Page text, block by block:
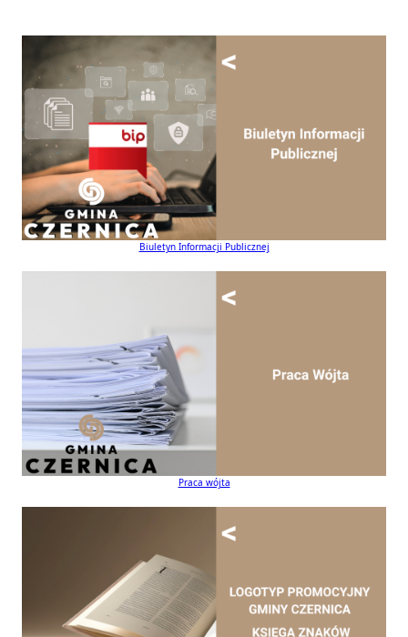
Biuletyn Informacji Publicznej
Praca wójta